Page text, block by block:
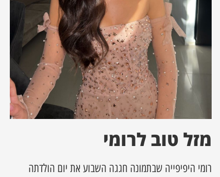
מסע מלחמה
השבוע
מזל טוב לרומי
רומי היפיפייה שבתמונה חגגה השבוע את יום הולדתה